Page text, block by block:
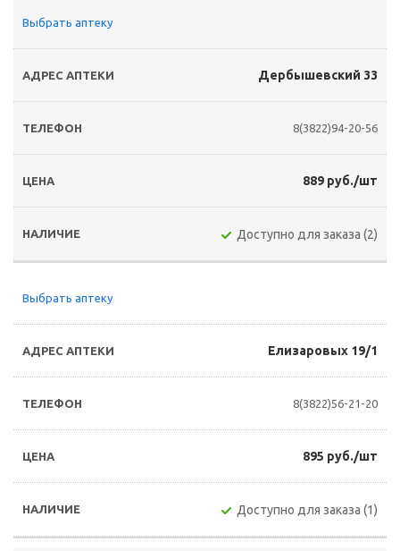
Выбрать аптеку
Дербышевский 33
8(3822)94-20-56
889 руб./шт
Доступно для заказа (2)
Выбрать аптеку
Елизаровых 19/1
8(3822)56-21-20
895 руб./шт
Доступно для заказа (1)